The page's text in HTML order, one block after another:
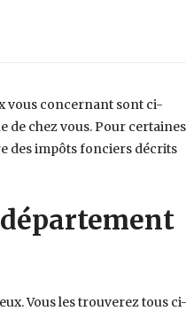
vous concernant sont ci-
de chez vous. Pour certaines
des impôts fonciers décrits
Vous les trouverez tous ci-